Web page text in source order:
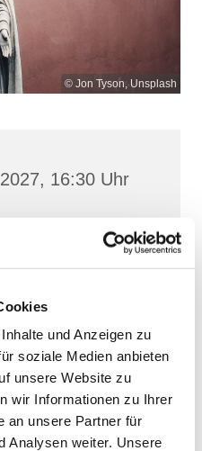
und Anzeigen zu
soziale Medien anbieten
unsere Website zu
wir Informationen zu Ihrer
an unsere Partner für
Analysen weiter. Unsere
© Jon Tyson, Unsplash
16:30 Uhr
Jungfernstieg